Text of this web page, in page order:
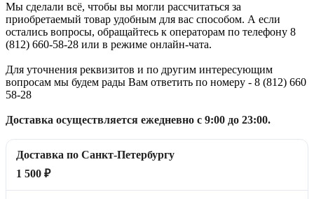
Мы сделали всё, чтобы вы могли рассчитаться за
приобретаемый товар удобным для вас способом. А если
остались вопросы, обращайтесь к операторам по телефону 8
(812) 660-58-28 или в режиме онлайн-чата.
Для уточнения реквизитов и по другим интересующим
вопросам мы будем рады Вам ответить по номеру - 8 (812) 660
58-28
Доставка осуществляется ежедневно с 9:00 до 23:00.
Доставка по Санкт-Петербургу
1 500 ₽